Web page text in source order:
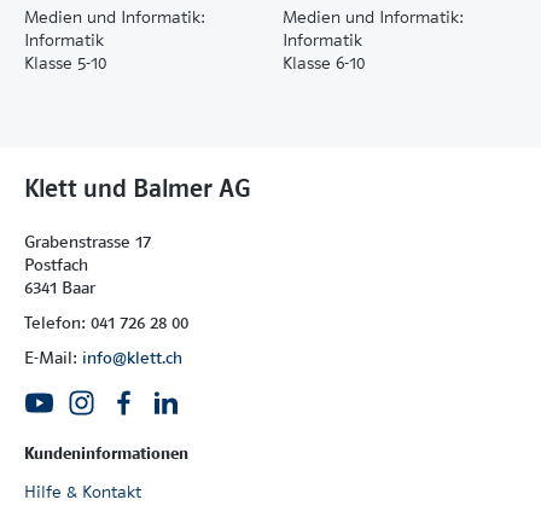
Medien und Informatik:
Informatik
Klasse 5-10
Medien und Informatik:
Informatik
Klasse 6-10
Klett und Balmer AG
Grabenstrasse 17
Postfach
6341 Baar
Telefon: 041 726 28 00
E-Mail: info@klett.ch
Kundeninformationen
Hilfe & Kontakt